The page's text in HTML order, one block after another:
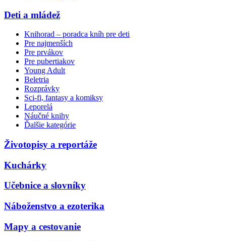
Deti a mládež
Knihorad – poradca kníh pre deti
Pre najmenších
Pre prvákov
Pre pubertiakov
Young Adult
Beletria
Rozprávky
Sci-fi, fantasy a komiksy
Leporelá
Náučné knihy
Ďalšie kategórie
Životopisy a reportáže
Kuchárky
Učebnice a slovníky
Náboženstvo a ezoterika
Mapy a cestovanie